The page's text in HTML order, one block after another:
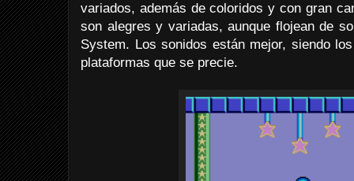
variados, además de coloridos y con gran
son alegres y variadas, aunque flojean de
System. Los sonidos están mejor, siendo
plataformas que se precie.